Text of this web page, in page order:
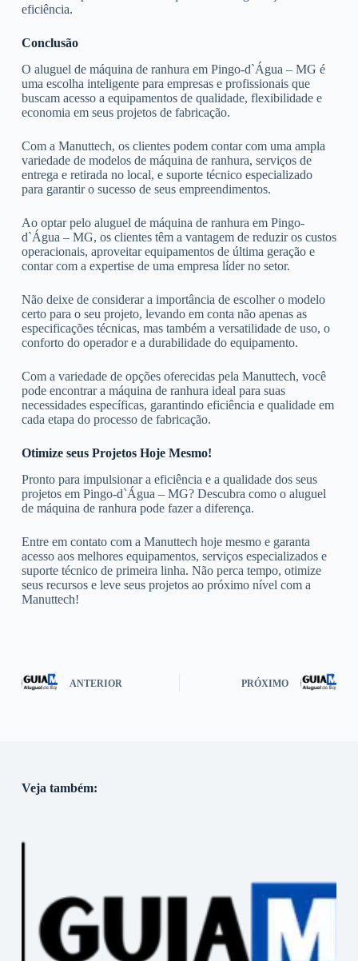
eficiência.
Conclusão
O aluguel de máquina de ranhura em Pingo-d`Água – MG é
uma escolha inteligente para empresas e profissionais que
buscam acesso a equipamentos de qualidade, flexibilidade e
economia em seus projetos de fabricação.
Com a Manuttech, os clientes podem contar com uma ampla
variedade de modelos de máquina de ranhura, serviços de
entrega e retirada no local, e suporte técnico especializado
para garantir o sucesso de seus empreendimentos.
Ao optar pelo aluguel de máquina de ranhura em Pingo-
d`Água – MG, os clientes têm a vantagem de reduzir os custos
operacionais, aproveitar equipamentos de última geração e
contar com a expertise de uma empresa líder no setor.
Não deixe de considerar a importância de escolher o modelo
certo para o seu projeto, levando em conta não apenas as
especificações técnicas, mas também a versatilidade de uso, o
conforto do operador e a durabilidade do equipamento.
Com a variedade de opções oferecidas pela Manuttech, você
pode encontrar a máquina de ranhura ideal para suas
necessidades específicas, garantindo eficiência e qualidade em
cada etapa do processo de fabricação.
Otimize seus Projetos Hoje Mesmo!
Pronto para impulsionar a eficiência e a qualidade dos seus
projetos em Pingo-d`Água – MG? Descubra como o aluguel
de máquina de ranhura pode fazer a diferença.
Entre em contato com a Manuttech hoje mesmo e garanta
acesso aos melhores equipamentos, serviços especializados e
suporte técnico de primeira linha. Não perca tempo, otimize
seus recursos e leve seus projetos ao próximo nível com a
Manuttech!
ANTERIOR PRÓXIMO
Veja também: